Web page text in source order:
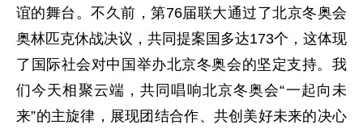
谊的舞台。不久前，第76届联大通过了北京冬奥会
奥林匹克休战决议，共同提案国多达173个，这体现
了国际社会对中国举办北京冬奥会的坚定支持。我
们今天相聚云端，共同唱响北京冬奥会“一起向未
来”的主旋律，展现团结合作、共创美好未来的决心